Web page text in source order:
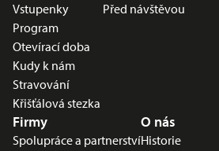
Vstupenky
Program
Otevírací doba
Kudy k nám
Stravování
Křišťálová stezka
Před návštěvou
Firmy
Spolupráce a partnerství
O nás
Historie